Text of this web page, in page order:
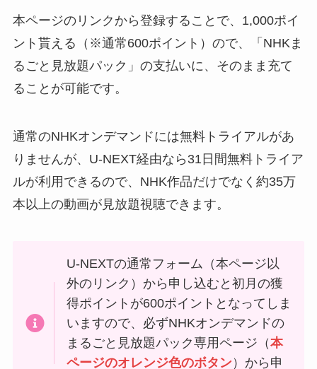
本ページのリンクから登録することで、1,000ポイ
ント貰える（※通常600ポイント）ので、「NHKま
るごと見放題パック」の支払いに、そのまま充て
ることが可能です。
通常のNHKオンデマンドには無料トライアルがあ
りませんが、U-NEXT経由なら31日間無料トライア
ルが利用できるので、NHK作品だけでなく約35万
本以上の動画が見放題視聴できます。
U-NEXTの通常フォーム（本ページ以
外のリンク）から申し込むと初月の獲
得ポイントが600ポイントとなってしま
いますので、必ずNHKオンデマンドの
まるごと見放題パック専用ページ（本
ページのオレンジ色のボタン ）から申